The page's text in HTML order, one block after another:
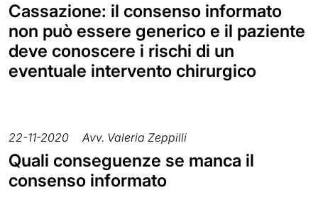
Cassazione: il consenso informato
non può essere generico e il paziente
deve conoscere i rischi di un
eventuale intervento chirurgico
22-11-2020 Avv. Valeria Zeppilli
Quali conseguenze se manca il
consenso informato